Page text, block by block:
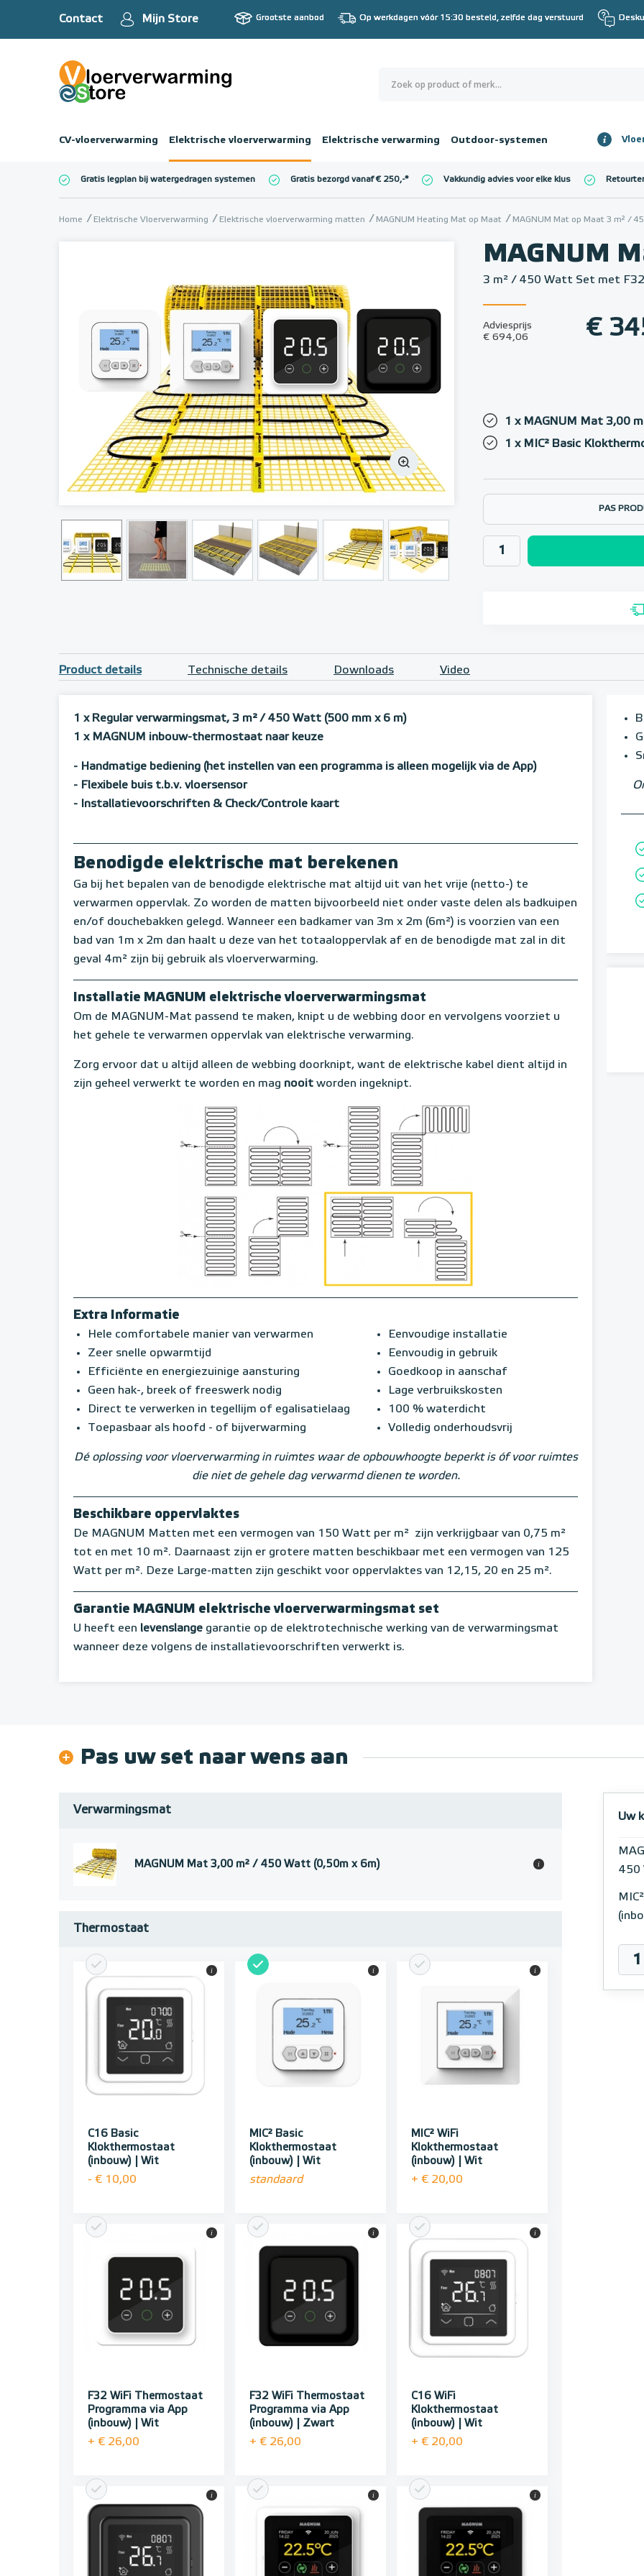
Contact Mijn Store Grootste aanbod Op werkdagen vóór 15:30 besteld, zelfde dag verstuurd
CV-vloerverwarming Elektrische vloerverwarming Elektrische verwarming Outdoor-systemen
€ 0,00
Gratis legplan bij watergedragen systemen Gratis bezorgd vanaf € 250,-* Vakkundig advies voor elke klus
Home Elektrische Vloerverwarming Elektrische vloerverwarming matten MAGNUM Heating Mat op Maat MAGNUM Mat op Maat 3 m² /
MAGNUM
3 m² / 450 Watt Set met
Adviesprijs
€ 694,06
€
1 x MAGNUM Mat 3,00
1 x MIC² Basic
PAS
Product details Technische details Downloads Video
1 x Regular verwarmingsmat, 3 m²/ 450 Watt (500 mm x 6 m)
1 x MAGNUM inbouw-thermostaat naar keuze
- Handmatige bediening (het instellen van een programma is alleen mogelijk via de App)
- Flexibele buis t.b.v. vloersensor
- Installatievoorschriften & Check/Controle kaart
Benodigde elektrische mat berekenen
Ga bij het bepalen van de benodigde elektrische mat altijd uit van het vrije (netto-) te
verwarmen oppervlak. Zo worden de matten bijvoorbeeld niet onder vaste delen als badkuipen
en/of douchebakken gelegd. Wanneer een badkamer van 3m x 2m (6m²) is voorzien van een
bad van 1m x 2m dan haalt u deze van het totaaloppervlak af en de benodigde mat zal in dit
geval 4m² zijn bij gebruik als vloerverwarming.
Installatie MAGNUM elektrische vloerverwarmingsmat
Om de MAGNUM-Mat passend te maken, knipt u de webbing door en vervolgens voorziet u
het gehele te verwarmen oppervlak van elektrische verwarming.
Zorg ervoor dat u altijd alleen de webbing doorknipt, want de elektrische kabel dient altijd in
zijn geheel verwerkt te worden en mag nooit worden ingeknipt.
Extra Informatie
Hele comfortabele manier van verwarmen
Zeer snelle opwarmtijd
Efficiënte en energiezuinige aansturing
Geen hak-, breek of freeswerk nodig
Direct te verwerken in tegellijm of egalisatielaag
Toepasbaar als hoofd - of bijverwarming
Eenvoudige installatie
Eenvoudig in gebruik
Goedkoop in aanschaf
Lage verbruikskosten
100 % waterdicht
Volledig onderhoudsvrij
Dé oplossing voor vloerverwarming in ruimtes waar de opbouwhoogte beperkt is óf voor ruimtes
die niet de gehele dag verwarmd dienen te worden.
Beschikbare oppervlaktes
De MAGNUM Matten met een vermogen van 150 Watt per m² zijn verkrijgbaar van 0,75 m²
tot en met 10 m². Daarnaast zijn er grotere matten beschikbaar met een vermogen van 125
Watt per m². Deze Large-matten zijn geschikt voor oppervlaktes van 12,15, 20 en 25 m².
Garantie MAGNUM elektrische vloerverwarmingsmat set
U heeft een levenslange garantie op de elektrotechnische werking van de verwarmingsmat
wanneer deze volgens de installatievoorschriften verwerkt is.
Pas uw set naar wens aan
Verwarmingsmat
MAGNUM Mat 3,00 m² / 450 Watt (0,50m x 6m) i
Thermostaat
C16 Basic
Klokthermostaat
(inbouw) | Wit
- € 10,00
i
MIC² Basic
Klokthermostaat
(inbouw) | Wit
standaard
i
MIC² WiFi
Klokthermostaat
(inbouw) | Wit
+ € 20,00
i
F32 WiFi Thermostaat
Programma via App
(inbouw) | Wit
+ € 26,00
i
F32 WiFi Thermostaat
Programma via App
(inbouw) | Zwart
+ € 26,00
i
C16 WiFi
Klokthermostaat
(inbouw) | Wit
+ € 20,00
i
i i i
Uw
450